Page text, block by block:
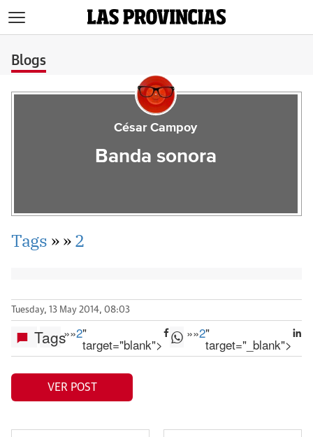
Blogs
César Campoy
Banda sonora
Tags »»2
Tuesday, 13 May 2014, 08:03
Tags»»2"
target="blank">
»»2"
target="_blank">
VER POST